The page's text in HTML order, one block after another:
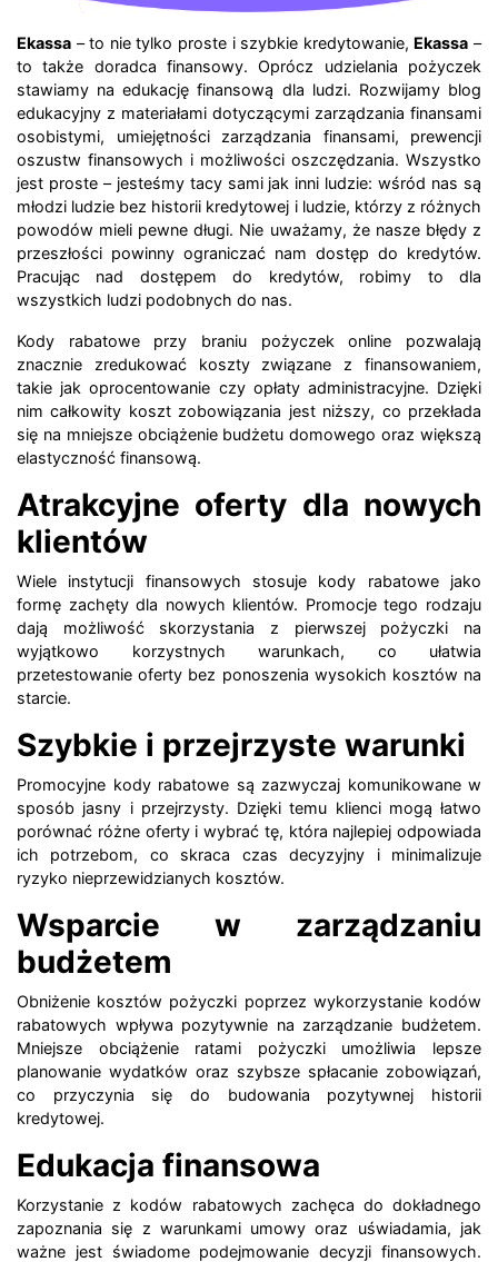
Ekassa – to nie tylko proste i szybkie kredytowanie, Ekassa –
to także doradca finansowy. Oprócz udzielania pożyczek
stawiamy na edukację finansową dla ludzi. Rozwijamy blog
edukacyjny z materiałami dotyczącymi zarządzania finansami
osobistymi, umiejętności zarządzania finansami, prewencji
oszustw finansowych i możliwości oszczędzania. Wszystko
jest proste – jesteśmy tacy sami jak inni ludzie: wśród nas są
młodzi ludzie bez historii kredytowej i ludzie, którzy z różnych
powodów mieli pewne długi. Nie uważamy, że nasze błędy z
przeszłości powinny ograniczać nam dostęp do kredytów.
Pracując nad dostępem do kredytów, robimy to dla
wszystkich ludzi podobnych do nas.
Kody rabatowe przy braniu pożyczek online pozwalają
znacznie zredukować koszty związane z finansowaniem,
takie jak oprocentowanie czy opłaty administracyjne. Dzięki
nim całkowity koszt zobowiązania jest niższy, co przekłada
się na mniejsze obciążenie budżetu domowego oraz większą
elastyczność finansową.
Atrakcyjne oferty dla nowych
klientów
Wiele instytucji finansowych stosuje kody rabatowe jako
formę zachęty dla nowych klientów. Promocje tego rodzaju
dają możliwość skorzystania z pierwszej pożyczki na
wyjątkowo korzystnych warunkach, co ułatwia
przetestowanie oferty bez ponoszenia wysokich kosztów na
starcie.
Szybkie i przejrzyste warunki
Promocyjne kody rabatowe są zazwyczaj komunikowane w
sposób jasny i przejrzysty. Dzięki temu klienci mogą łatwo
porównać różne oferty i wybrać tę, która najlepiej odpowiada
ich potrzebom, co skraca czas decyzyjny i minimalizuje
ryzyko nieprzewidzianych kosztów.
Wsparcie w zarządzaniu
budżetem
Obniżenie kosztów pożyczki poprzez wykorzystanie kodów
rabatowych wpływa pozytywnie na zarządzanie budżetem.
Mniejsze obciążenie ratami pożyczki umożliwia lepsze
planowanie wydatków oraz szybsze spłacanie zobowiązań,
co przyczynia się do budowania pozytywnej historii
kredytowej.
Edukacja finansowa
Korzystanie z kodów rabatowych zachęca do dokładnego
zapoznania się z warunkami umowy oraz uświadamia, jak
ważne jest świadome podejmowanie decyzji finansowych.